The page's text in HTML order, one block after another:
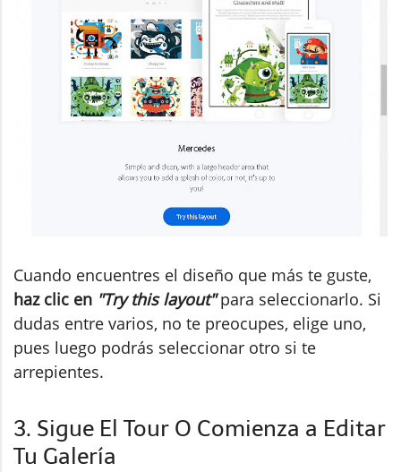
Cuando encuentres el diseño que más te guste,
haz clic en "Try this layout"para seleccionarlo. Si
dudas entre varios, no te preocupes, elige uno,
pues luego podrás seleccionar otro si te
arrepientes.
3. Sigue El Tour O Comienza a Editar
Tu Galería